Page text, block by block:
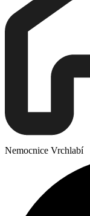
Nemocnice Vrchlabí